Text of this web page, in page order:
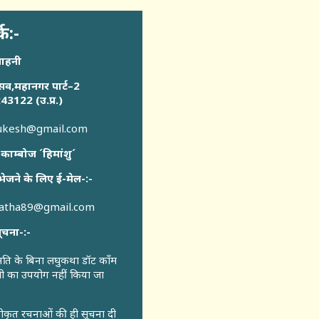
पार्ट–2
(उ.प्र.)
´हिमांशु´
के लिए ई-मेल-:-
:-
के बिना लघुकथा डॉट कॉंम
का उपयोग नहीं किया जा
रचनाओं की ही सूचना दी